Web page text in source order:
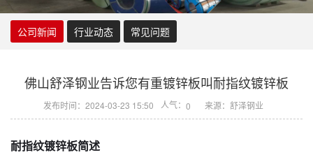
公司新闻 行业动态 常见问题
佛山舒泽钢业告诉您有重镀锌板叫耐指纹镀锌板
发布时间：2024-03-23 15:50 人气： 0 来源：舒泽钢业
耐指纹镀锌板简述